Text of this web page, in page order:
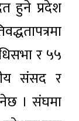
हुने प्रदेश
र ५५
संसद र
। संघमा